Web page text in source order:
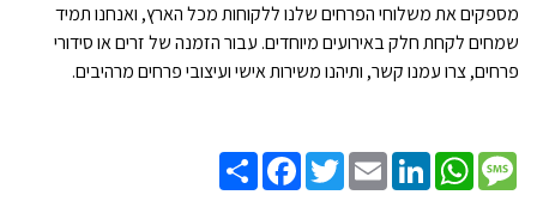
מספקים את משלוחי הפרחים שלנו ללקוחות מכל הארץ, ואנחנו תמיד
שמחים לקחת חלק באירועים מיוחדים. עבור הזמנה של זרים או סידורי
פרחים, צרו עמנו קשר, ותיהנו משירות אישי ועיצובי פרחים מרהיבים.
Share
FacebookTwitterEmail
LinkedIn
WhatsAppMessage